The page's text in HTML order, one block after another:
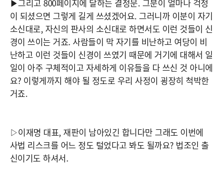
▶그리고 800페이지에 달하는 결정문. 그분이 얼마나 걱정
이 되셨으면 그렇게 길게 쓰셨겠어요. 그러니까 이분이 자기
소신대로, 자신의 판사의 소신대로 하면서도 이런 것들이 신
경이 쓰이는 거죠. 사람들이 막 자기를 비난하고 여당이 비
난하고 이런 것들이 신경이 쓰였기 때문에 거기에 대해서 일
일이 아주 구체적이고 자세하게 이유들을 다 쓰신 것 아니에
요? 이렇게까지 해야 될 정도로 우리 사정이 굉장히 척박한
거죠.
▷이재명 대표, 재판이 남아있긴 합니다만 그래도 이번에
사법 리스크를 어느 정도 털었다고 봐도 될까요? 법조인 출
신이기도 하셔서.